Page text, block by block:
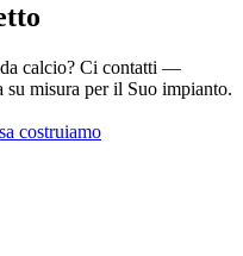
calcio? Ci contatti —
su misura per il Suo impianto.
costruiamo